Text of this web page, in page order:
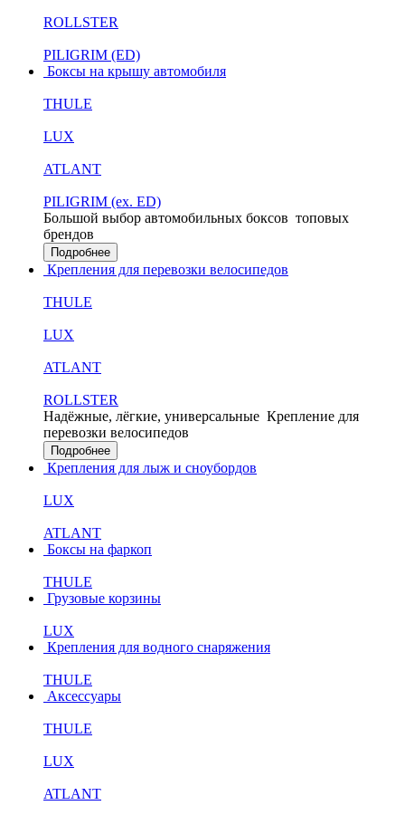
ROLLSTER
PILIGRIM (ED)
Боксы на крышу автомобиля
THULE
LUX
ATLANT
PILIGRIM (ex. ED)
Большой выбор автомобильных боксов топовых
брендов
Подробнее
Крепления для перевозки велосипедов
THULE
LUX
ATLANT
ROLLSTER
Надёжные, лёгкие, универсальные Крепление для
перевозки велосипедов
Подробнее
Крепления для лыж и сноубордов
LUX
ATLANT
Боксы на фаркоп
THULE
Грузовые корзины
LUX
Крепления для водного снаряжения
THULE
Аксессуары
THULE
LUX
ATLANT